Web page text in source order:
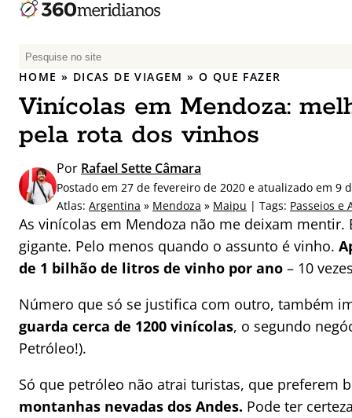
P
e
q
u
i
a
r
p
o
r
:
HOME » DICAS DE VIAGEM »O QUE FAZER
Vinícolas em Mendoza:
pela rota dos vinhos
Por Rafael Sette Câmara
Postado em 27 de fevereiro de 2020 e atualizado em 9
Atlas: Argentina » Mendoza » Maipu | Tags: Passeios e
As vinícolas em Mendoza não me deixam
gigante. Pelo menos quando o assunto é vinho.
de 1 bilhão de litros de vinho por ano – 10
Número que só se justifica com outro, também
guarda cerca de 1200 vinícolas, o segundo
Petróleo!).
Só que petróleo não atrai turistas, que preferem
montanhas nevadas dos Andes. Pode ter